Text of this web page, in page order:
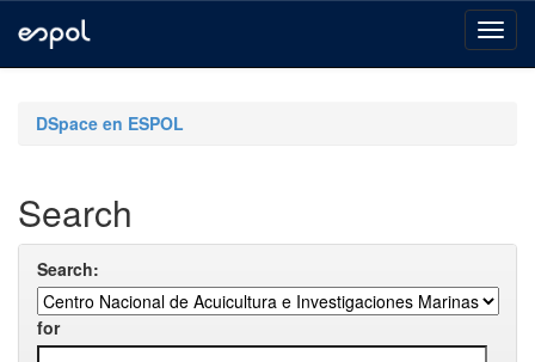
navigationDSpace en ESPOL
Search
Search:
for